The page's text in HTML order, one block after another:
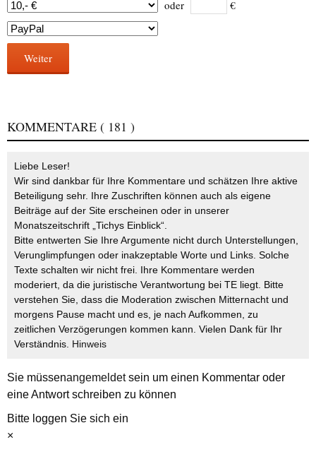
oder €
Weiter
KOMMENTARE ( 181 )
Liebe Leser!
Wir sind dankbar für Ihre Kommentare und schätzen Ihre aktive
Beteiligung sehr. Ihre Zuschriften können auch als eigene
Beiträge auf der Site erscheinen oder in unserer
Monatszeitschrift „Tichys Einblick“.
Bitte entwerten Sie Ihre Argumente nicht durch Unterstellungen,
Verunglimpfungen oder inakzeptable Worte und Links. Solche
Texte schalten wir nicht frei. Ihre Kommentare werden
moderiert, da die juristische Verantwortung bei TE liegt. Bitte
verstehen Sie, dass die Moderation zwischen Mitternacht und
morgens Pause macht und es, je nach Aufkommen, zu
zeitlichen Verzögerungen kommen kann. Vielen Dank für Ihr
Verständnis. Hinweis
Sie müssenangemeldetsein um einen Kommentar oder
eine Antwort schreiben zu können
Bitte loggen Sie sich ein
×